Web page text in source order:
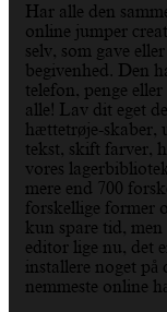
Har alle den
online jumper
selv, som gave
begivenhed. Den
telefon, penge
alle! Lav dit eget
hættetrøje-skaber,
tekst, skift farver,
vores
mere end 700
forskellige former
kun spare tid,
editor lige nu, det
installere noget
nemmeste online